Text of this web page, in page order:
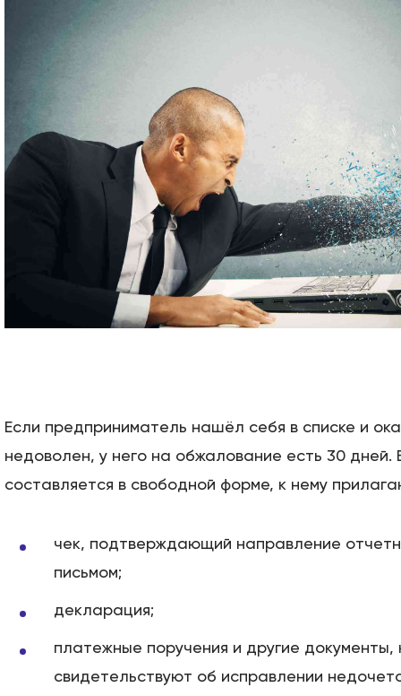
Если предприниматель нашёл себя в списке и
недоволен, у него на обжалование есть 30 дней.
составляется в свободной форме, к нему
чек, подтверждающий направление
письмом;
декларация;
платежные поручения и другие документы,
свидетельствуют об исправлении